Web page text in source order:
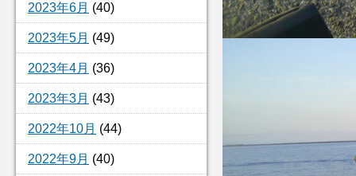
2023年6月 (40)
2023年5月 (49)
2023年4月 (36)
2023年3月 (43)
2022年10月 (44)
2022年9月 (40)